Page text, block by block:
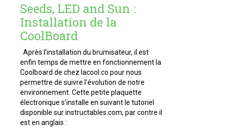
Seeds, LED and Sun :
Installation de la
CoolBoard
Après l’installation du brumisateur, il est
enfin temps de mettre en fonctionnement la
Coolboard de chez lacool.co pour nous
permettre de suivre l’évolution de notre
environnement. Cette petite plaquette
électronique s’installe en suivant le tutoriel
disponible sur instructables.com, par contre il
est en anglais :